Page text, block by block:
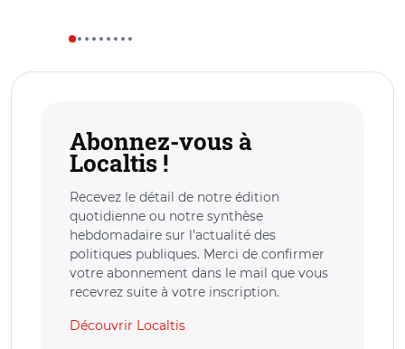
Abonnez-vous à
Localtis !
Recevez le détail de notre édition
quotidienne ou notre synthèse
hebdomadaire sur l’actualité des
politiques publiques. Merci de confirmer
votre abonnement dans le mail que vous
recevrez suite à votre inscription.
Découvrir Localtis